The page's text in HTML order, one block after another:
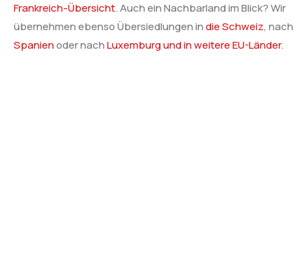
Frankreich-Übersicht. Auch ein Nachbarland im Blick? Wir
übernehmen ebenso Übersiedlungen indie Schweiz, nach
Spanienoder nachLuxemburg und in weitere EU-Länder.